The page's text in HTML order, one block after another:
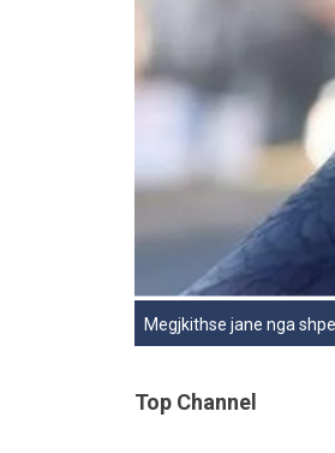
Megjkithse jane nga
Top Channel